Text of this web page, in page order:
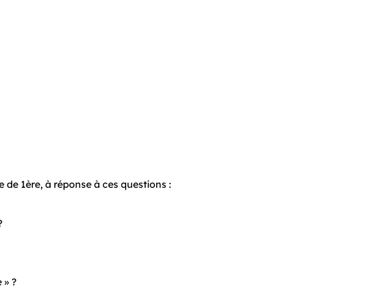
1ère, à réponse à ces questions :
?